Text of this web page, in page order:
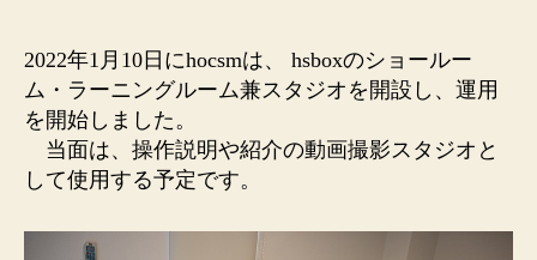
ム
を
設、
運
用
2022年1月10日にhocsmは、 hsboxのショールー
ム・ラーニングルーム兼スタジオを開設し、運用
を開始しました。
当面は、操作説明や紹介の動画撮影スタジオと
して使用する予定です。